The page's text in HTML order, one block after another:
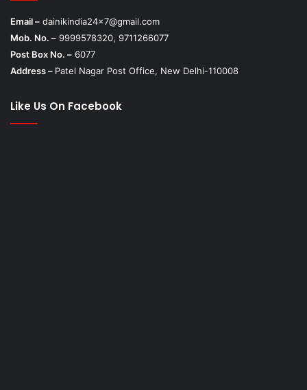
Email – dainikindia24x7@gmail.com
Mob. No. – 9999578320, 9711266077
Post Box No. – 6077
Address – Patel Nagar Post Office, New Delhi-110008
Like Us On Facebook